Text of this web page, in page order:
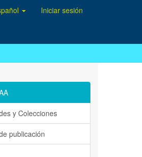
Iniciar sesión
y Colecciones
publicación